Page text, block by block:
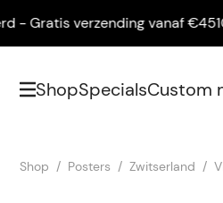
verzending vanaf €45
ShopSpecialsCustom
Shop Posters Zwitserland